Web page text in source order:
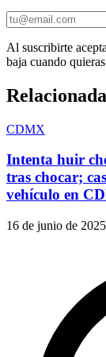
Al suscribirte
baja cuando
CDMX
Intenta huir
tras chocar;
vehículo en
16 de junio de 2025